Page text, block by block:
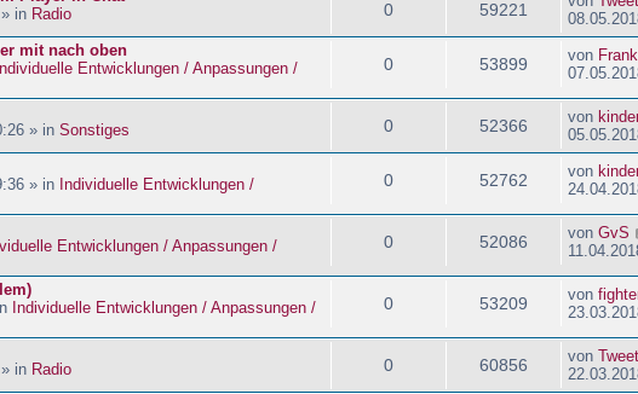
in Radio 0 59221
mit nach oben
Individuelle Entwicklungen / Anpassungen /
0 53899 von
» in Sonstiges 0 52366 von
» in Individuelle Entwicklungen /
0 52762 von
Entwicklungen / Anpassungen /
0 52086 von GvS
Individuelle Entwicklungen / Anpassungen /
0 53209 von
in Radio 0 60856 von